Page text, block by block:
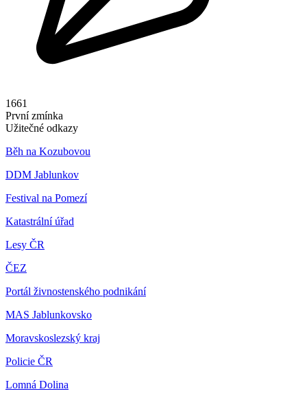
1661
První zmínka
Užitečné odkazy
Běh na Kozubovou
DDM Jablunkov
Festival na Pomezí
Katastrální úřad
Lesy ČR
ČEZ
Portál živnostenského podnikání
MAS Jablunkovsko
Moravskoslezský kraj
Policie ČR
Lomná Dolina